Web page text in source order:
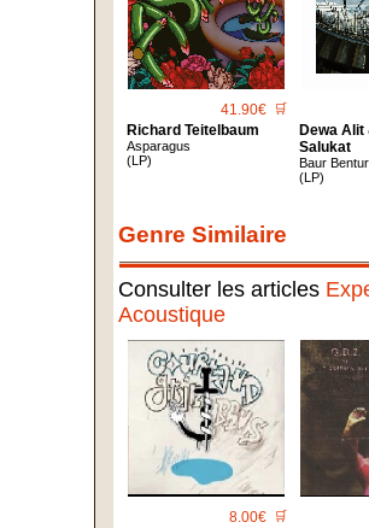
41.90€ 🛒
Richard Teitelbaum
Asparagus
(LP)
Dewa Alit
Salukat
Baur Bentur
(LP)
Genre Similaire
Consulter les articles
Acoustique
8.00€ 🛒